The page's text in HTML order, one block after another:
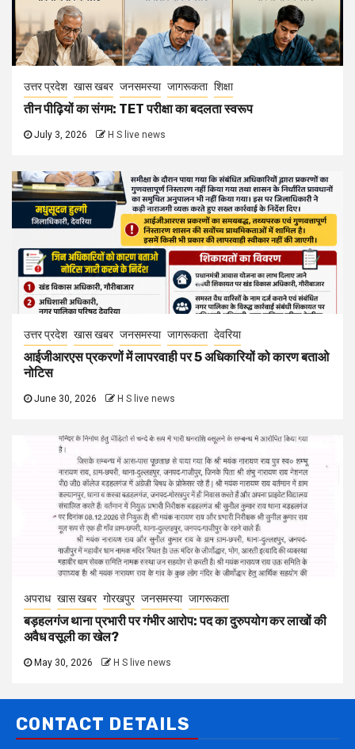
उत्तर प्रदेश खास खबर जनसमस्या जागरूकता शिक्षा
तीन पीढ़ियों का संगम: TET परीक्षा का बदलता स्वरूप
July 3, 2026 H S live news
उत्तर प्रदेश खास खबर जनसमस्या जागरूकता देवरिया
आईजीआरएस प्रकरणों में लापरवाही पर 5 अधिकारियों को कारण बताओ
नोटिस
June 30, 2026 H S live news
अपराध खास खबर गोरखपुर जनसमस्या जागरूकता
बड़हलगंज थाना प्रभारी पर गंभीर आरोप: पद का दुरुपयोग कर लाखों की
अवैध वसूली का खेल?
May 30, 2026 H S live news
CONTACT DETAILS